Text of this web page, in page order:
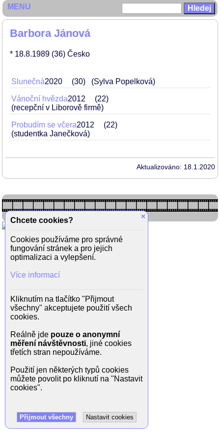
Barbora Jánová
* 18.8.1989 (36) Česko
Slunečná2020 30 (Sylva Popelková)
Vánoční hvězda2012
22
(recepční v Liborově firmě)
Probudím se včera2012
22
(studentka Janečková)
Aktualizováno: 18.1.2020
MENU
×
Chcete cookies?
Cookies používáme pro správné
fungování stránek a pro jejich
optimalizaci a vylepšení.
Více informací
Kliknutím na tlačítko "Přijmout
všechny" akceptujete použití všech
cookies.
Reálně jde pouze o anonymní
měření návštěvnosti, jiné cookies
třetích stran nepoužíváme.
Použití jen některých typů cookies
můžete povolit po kliknutí na "Nastavit
cookies".
Přijmout všechny Nastavit cookies